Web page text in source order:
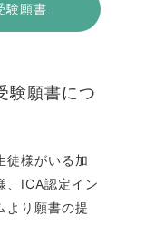
験願書
験願書につ
徒様がいる加
、ICA認定イン
より願書の提